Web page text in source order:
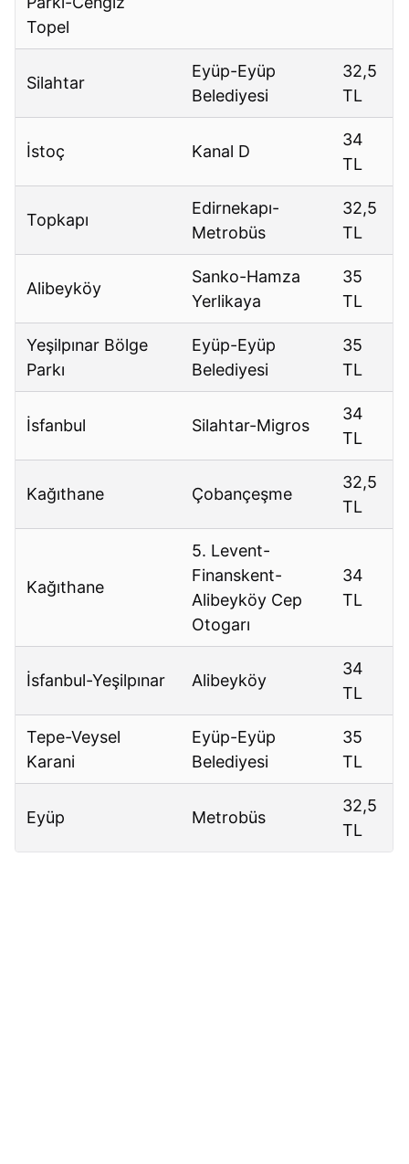
Topel
Silahtar
Eyüp-Eyüp
Belediyesi
32,5
TL
İstoç Kanal D
34
TL
Topkapı
Edirnekapı-
Metrobüs
32,5
TL
Alibeyköy
Sanko-Hamza
Yerlikaya
35
TL
Yeşilpınar Bölge
Parkı
Eyüp-Eyüp
Belediyesi
35
TL
İsfanbul Silahtar-Migros
34
TL
Kağıthane Çobançeşme
32,5
TL
Kağıthane
5. Levent-
Finanskent-
Alibeyköy Cep
Otogarı
34
TL
İsfanbul-Yeşilpınar Alibeyköy
34
TL
Tepe-Veysel
Karani
Eyüp-Eyüp
Belediyesi
35
TL
Eyüp Metrobüs
32,5
TL